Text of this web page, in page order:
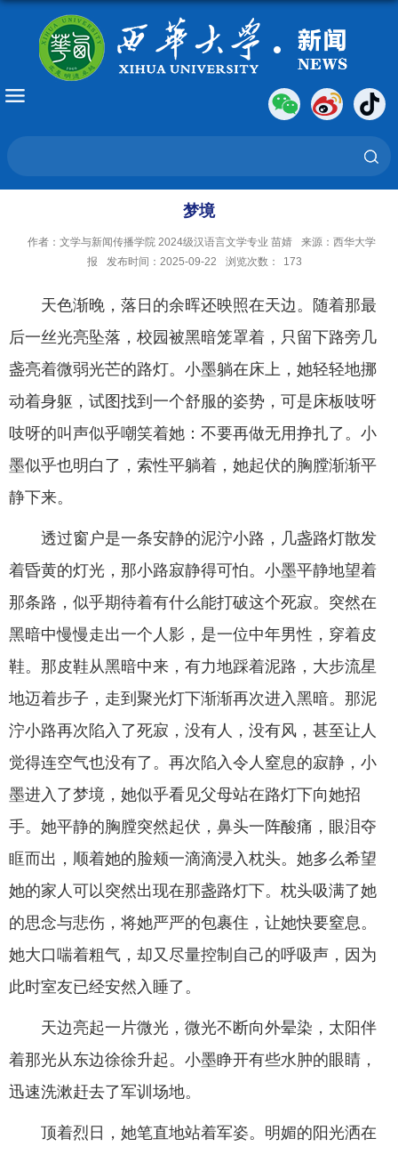
梦境
作者：文学与新闻传播学院 2024级汉语言文学专业 苗婧
来源：西华大学
报
发布时间：2025-09-22 浏览次数： 173
天色渐晚，落日的余晖还映照在天边。随着那最
后一丝光亮坠落，校园被黑暗笼罩着，只留下路旁几
盏亮着微弱光芒的路灯。小墨躺在床上，她轻轻地挪
动着身躯，试图找到一个舒服的姿势，可是床板吱呀
吱呀的叫声似乎嘲笑着她：不要再做无用挣扎了。小
墨似乎也明白了，索性平躺着，她起伏的胸膛渐渐平
静下来。
透过窗户是一条安静的泥泞小路，几盏路灯散发
着昏黄的灯光，那小路寂静得可怕。小墨平静地望着
那条路，似乎期待着有什么能打破这个死寂。突然在
黑暗中慢慢走出一个人影，是一位中年男性，穿着皮
鞋。那皮鞋从黑暗中来，有力地踩着泥路，大步流星
地迈着步子，走到聚光灯下渐渐再次进入黑暗。那泥
泞小路再次陷入了死寂，没有人，没有风，甚至让人
觉得连空气也没有了。再次陷入令人窒息的寂静，小
墨进入了梦境，她似乎看见父母站在路灯下向她招
手。她平静的胸膛突然起伏，鼻头一阵酸痛，眼泪夺
眶而出，顺着她的脸颊一滴滴浸入枕头。她多么希望
她的家人可以突然出现在那盏路灯下。枕头吸满了她
的思念与悲伤，将她严严的包裹住，让她快要窒息。
她大口喘着粗气，却又尽量控制自己的呼吸声，因为
此时室友已经安然入睡了。
天边亮起一片微光，微光不断向外晕染，太阳伴
着那光从东边徐徐升起。小墨睁开有些水肿的眼睛，
迅速洗漱赶去了军训场地。
顶着烈日，她笔直地站着军姿。明媚的阳光洒在